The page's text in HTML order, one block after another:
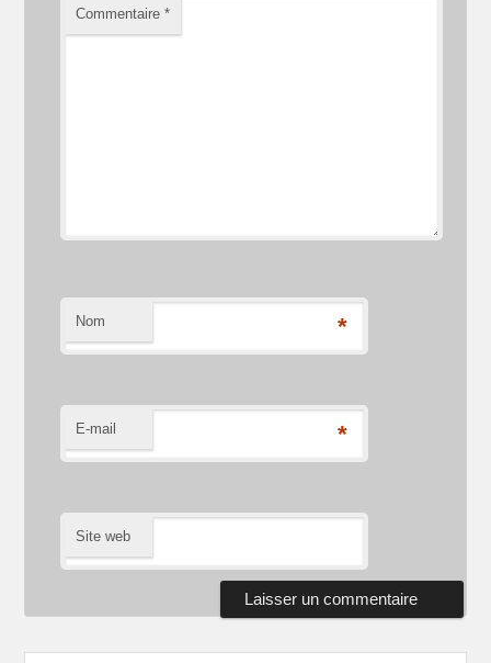
Commentaire*
Nom *
E-mail *
Site web